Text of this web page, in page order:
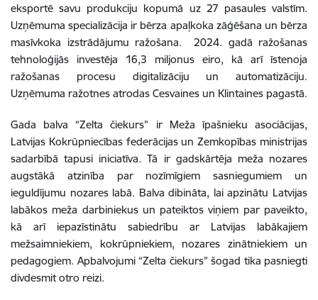
eksportē savu produkciju kopumā uz 27 pasaules valstīm.
Uzņēmuma specializācija ir bērza apaļkoka zāģēšana un bērza
masīvkoka izstrādājumu ražošana. 2024. gadā ražošanas
tehnoloģijās investēja 16,3 miljonus eiro, kā arī īstenoja
ražošanas procesu digitalizāciju un automatizāciju.
Uzņēmuma ražotnes atrodas Cesvaines un Klintaines pagastā.
Gada balva “Zelta čiekurs” ir Meža īpašnieku asociācijas,
Latvijas Kokrūpniecības federācijas un Zemkopības ministrijas
sadarbībā tapusi iniciatīva. Tā ir gadskārtēja meža nozares
augstākā atzinība par nozīmīgiem sasniegumiem un
ieguldījumu nozares labā. Balva dibināta, lai apzinātu Latvijas
labākos meža darbiniekus un pateiktos viņiem par paveikto,
kā arī iepazīstinātu sabiedrību ar Latvijas labākajiem
mežsaimniekiem, kokrūpniekiem, nozares zinātniekiem un
pedagogiem. Apbalvojumi “Zelta čiekurs” šogad tika pasniegti
divdesmit otro reizi.